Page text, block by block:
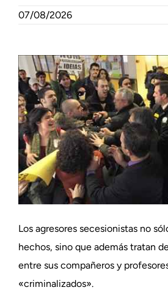
Colabora
07/08/2026
Los agresores secesionistas no
hechos, sino que además tratan
entre sus compañeros y
«criminalizados».